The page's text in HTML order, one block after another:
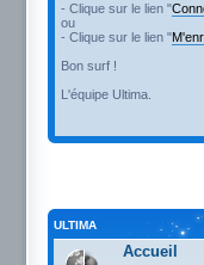
- Clique sur le lien "
ou
- Clique sur le lien "
Bon surf !
L'équipe Ultima.
ULTIMA
Accueil